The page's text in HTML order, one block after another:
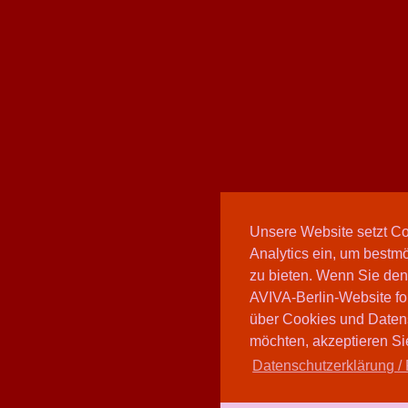
Unsere Website setzt
Analytics ein, um
zu bieten. Wenn Sie
AVIVA-Berlin-Website
über Cookies und
möchten, akzeptieren
Datenschutzerklärung /